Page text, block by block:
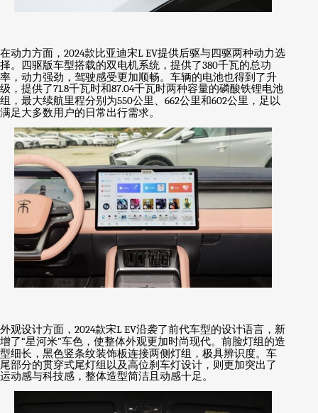
在动力方面， 2024款比亚迪宋L EV提供后驱与四驱两种动力选
择。四驱版车型搭载的双电机系统，提供了380千瓦的总功
率，动力强劲，驾驶感受更加顺畅。车辆的电池也得到了升
级，提供了71.8千瓦时和87.04千瓦时两种容量的磷酸铁锂电池
组，最大续航里程分别为550公里、 662公里和602公里，足以
满足大多数用户的日常出行需求。
外观设计方面， 2024款宋L EV沿袭了前代车型的设计语言，新
增了“星河米”车色，使整体外观更加时尚现代。前脸灯组的造
型细长，黑色竖条纹装饰板连接两侧灯组，极具辨识度。车
尾部分的贯穿式尾灯组以及高位刹车灯设计，则更加突出了
运动感与科技感，整体造型简洁且动感十足。